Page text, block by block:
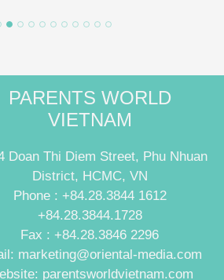
PARENTS WORLD
VIETNAM
Doan Thi Diem Street, Phu Nhuan
District, HCMC, VN
Phone : +84.28.3844 1612
+84.28.3844.1728
Fax : +84.28.3846 2296
marketing@oriental-media.com
parentsworldvietnam.com